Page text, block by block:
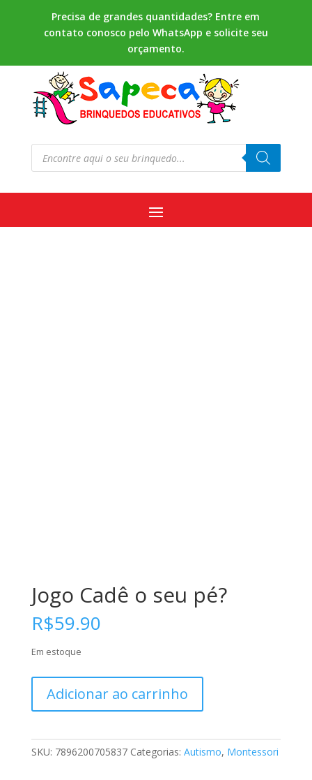
Precisa de grandes quantidades? Entre em
contato conosco pelo WhatsApp e solicite seu
orçamento.
Pesquisar
produtos
Jogo Cadê o seu pé?
R$59.90
Em estoque
Cadê
o
pé?
Adicionar ao carrinho
SKU: 7896200705837 Categorias: Autismo, Montessori